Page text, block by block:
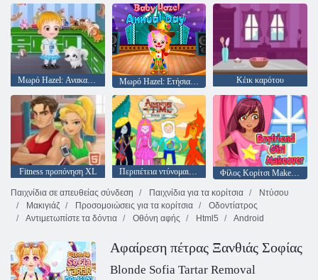
Μωρό Hazel: Ανακαλύψτε τα ζώα Μωρό Hazel: Ετήσια μέρα στο σχολείο Κέικ καρότου
Fitness προπόνηση XL Περιπέτεια ντύνομαι Χρόνος Up
Παιχνίδια σε απευθείας σύνδεση
Παιχνίδια για τα κορίτσια
Ντύσου
Μακιγιάζ
Προσομοιώσεις για τα κορίτσια
Οδοντίατρος
Αντιμετωπίστε τα δόντια
Οθόνη αφής Html5 Android
Αφαίρεση πέτρας Ξανθιάς Σοφίας
Blonde Sofia Tartar Removal